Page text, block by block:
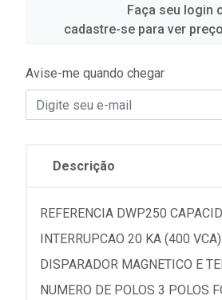
Faça seu login
cadastre-se para ver
Avise-me quando chegar
Descrição
REFERENCIA DWP250
INTERRUPCAO 20 KA (400
DISPARADOR MAGNETICO E
NUMERO DE POLOS 3 POLOS